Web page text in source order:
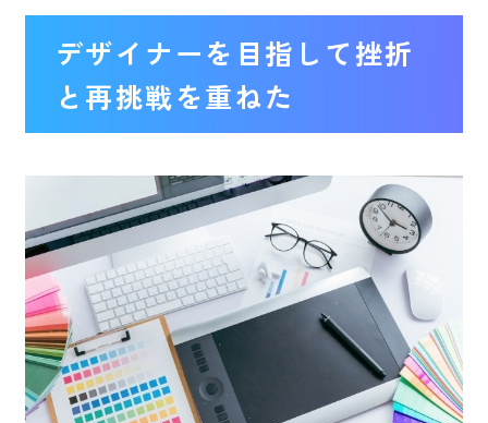
デザイナーを目指して挫折
と再挑戦を重ねた